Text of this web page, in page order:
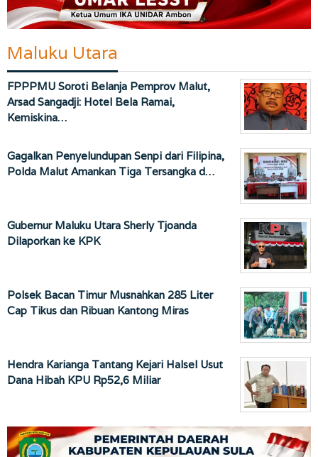
Maluku Utara
FPPPMU Soroti Belanja Pemprov Malut,
Arsad Sangadji: Hotel Bela Ramai,
Kemiskina…
Gagalkan Penyelundupan Senpi dari Filipina,
Polda Malut Amankan Tiga Tersangka d…
Gubernur Maluku Utara Sherly Tjoanda
Dilaporkan ke KPK
Polsek Bacan Timur Musnahkan 285 Liter
Cap Tikus dan Ribuan Kantong Miras
Hendra Karianga Tantang Kejari Halsel Usut
Dana Hibah KPU Rp52,6 Miliar